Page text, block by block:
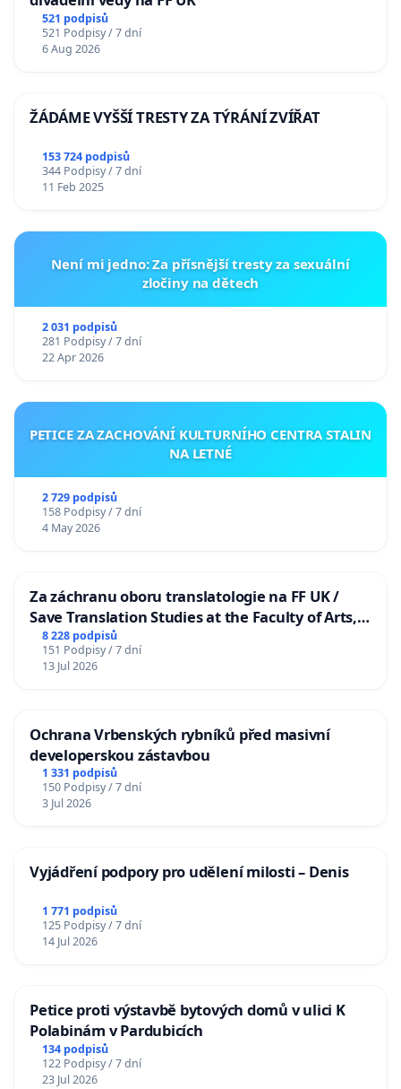
521 podpisů
521 Podpisy / 7 dní
6 Aug 2026
ŽÁDÁME VYŠŠÍ TRESTY ZA TÝRÁNÍ ZVÍŘAT
153 724 podpisů
344 Podpisy / 7 dní
11 Feb 2025
Není mi jedno: Za přísnější tresty za sexuální
zločiny na dětech
2 031 podpisů
281 Podpisy / 7 dní
22 Apr 2026
PETICE ZA ZACHOVÁNÍ KULTURNÍHO CENTRA STALIN
NA LETNÉ
2 729 podpisů
158 Podpisy / 7 dní
4 May 2026
Za záchranu oboru translatologie na FF UK /
Save Translation Studies at the Faculty of Arts,
Charles University
8 228 podpisů
151 Podpisy / 7 dní
13 Jul 2026
Ochrana Vrbenských rybníků před masivní
developerskou zástavbou
1 331 podpisů
150 Podpisy / 7 dní
3 Jul 2026
Vyjádření podpory pro udělení milosti – Denis
1 771 podpisů
125 Podpisy / 7 dní
14 Jul 2026
Petice proti výstavbě bytových domů v ulici K
Polabinám v Pardubicích
134 podpisů
122 Podpisy / 7 dní
23 Jul 2026